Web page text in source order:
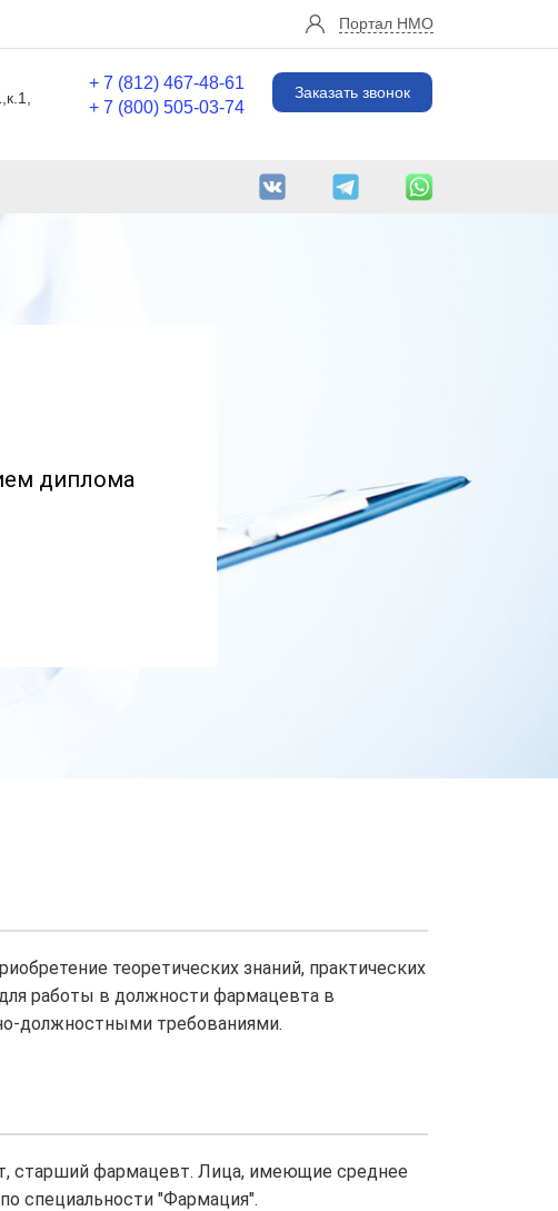
Портал НМО
+ 7 (812) 467-48-61
+ 7 (800) 505-03-74
Заказать звонок
диплома
теоретических знаний, практических
работы в должности фармацевта в
должностными требованиями.
старший фармацевт. Лица, имеющие среднее
специальности "Фармация".